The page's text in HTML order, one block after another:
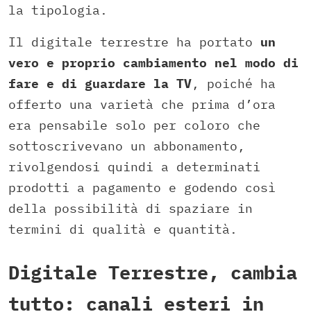
la tipologia.
Il digitale terrestre ha portato un
vero e proprio cambiamento nel modo di
fare e di guardare la TV, poiché ha
offerto una varietà che prima d’ora
era pensabile solo per coloro che
sottoscrivevano un abbonamento,
rivolgendosi quindi a determinati
prodotti a pagamento e godendo così
della possibilità di spaziare in
termini di qualità e quantità.
Digitale Terrestre, cambia
tutto: canali esteri in